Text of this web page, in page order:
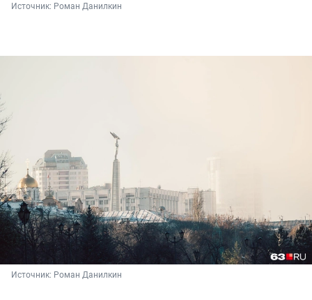
Источник: Роман Данилкин
Источник: Роман Данилкин